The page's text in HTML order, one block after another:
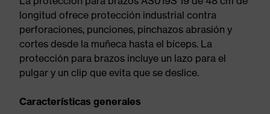
longitud ofrece protección industrial contra
perforaciones, punciones, pinchazos abrasión y
cortes desde la muñeca hasta el bíceps. La
protección para brazos incluye un lazo para el
pulgar y un clip que evita que se deslice.
Características generales